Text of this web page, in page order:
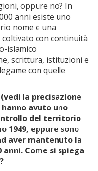
oppure no? In
anni esiste uno
nome e una
con continuità
islamico
scrittura, istituzioni e
con quelle
la precisazione
hanno avuto uno
del territorio
1949, eppure sono
aver mantenuto la
Come si spiega